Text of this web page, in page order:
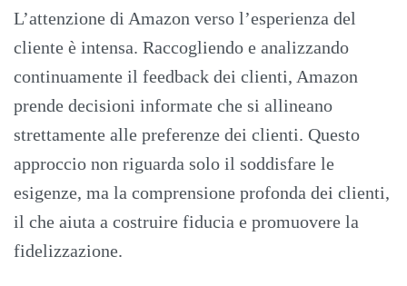
L’attenzione di Amazon verso l’esperienza del
cliente è intensa. Raccogliendo e analizzando
continuamente il feedback dei clienti, Amazon
prende decisioni informate che si allineano
strettamente alle preferenze dei clienti. Questo
approccio non riguarda solo il soddisfare le
esigenze, ma la comprensione profonda dei clienti,
il che aiuta a costruire fiducia e promuovere la
fidelizzazione.